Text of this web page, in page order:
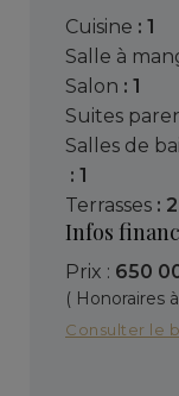
cuisine : 1
salle à
salon : 1
suites
salles de
: 1
terrasses : 2
Infos
Prix : 650
( Honoraires
Consulter le